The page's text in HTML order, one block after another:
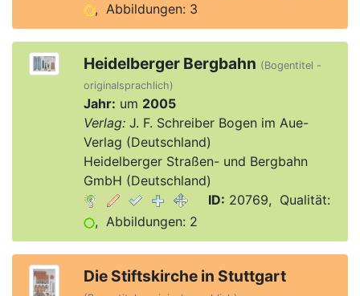
, Abbildungen: 3
Heidelberger Bergbahn (Bogentitel -
originalsprachlich)
Jahr: um 2005
Verlag:J. F. Schreiber Bogen im Aue-
Verlag (Deutschland)
Heidelberger Straßen- und Bergbahn
GmbH (Deutschland)
ID: 20769, Qualität:
, Abbildungen: 2
Die Stiftskirche in Stuttgart